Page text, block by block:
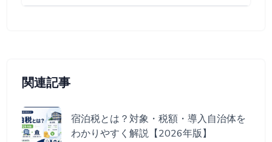
関連記事
宿泊税とは？対象・税額・導入自治体を
わかりやすく解説【2026年版】